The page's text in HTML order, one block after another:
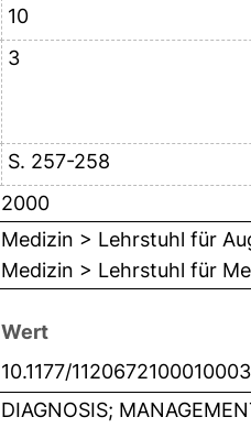
10
3
S. 257-258
2000
Medizin > Lehrstuhl für
Medizin > Lehrstuhl für
Wert
10.1177/
DIAGNOSIS;